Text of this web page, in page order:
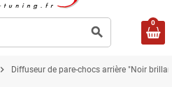
search
0
chevron_right Diffuseur de pare-chocs arrière "Noir